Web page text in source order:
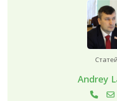
Andrey